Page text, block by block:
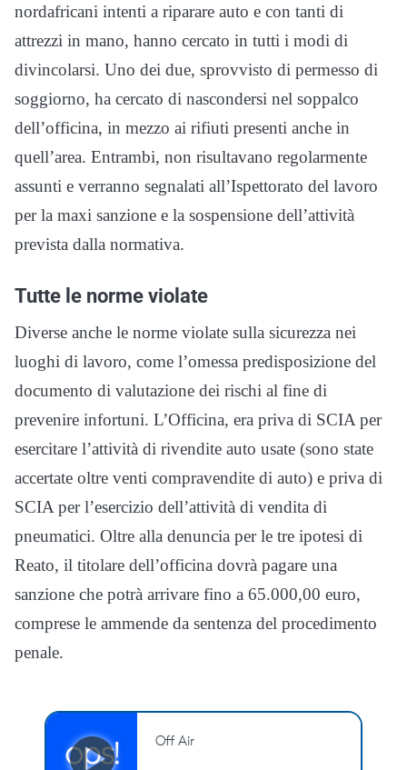
nordafricani intenti a riparare auto e con tanti di
attrezzi in mano, hanno cercato in tutti i modi di
divincolarsi. Uno dei due, sprovvisto di permesso di
soggiorno, ha cercato di nascondersi nel soppalco
dell’officina, in mezzo ai rifiuti presenti anche in
quell’area. Entrambi, non risultavano regolarmente
assunti e verranno segnalati all’Ispettorato del lavoro
per la maxi sanzione e la sospensione dell’attività
prevista dalla normativa.
Tutte le norme violate
Diverse anche le norme violate sulla sicurezza nei
luoghi di lavoro, come l’omessa predisposizione del
documento di valutazione dei rischi al fine di
prevenire infortuni. L’Officina, era priva di SCIA per
esercitare l’attività di rivendite auto usate (sono state
accertate oltre venti compravendite di auto) e priva di
SCIA per l’esercizio dell’attività di vendita di
pneumatici. Oltre alla denuncia per le tre ipotesi di
Reato, il titolare dell’officina dovrà pagare una
sanzione che potrà arrivare fino a 65.000,00 euro,
comprese le ammende da sentenza del procedimento
penale.